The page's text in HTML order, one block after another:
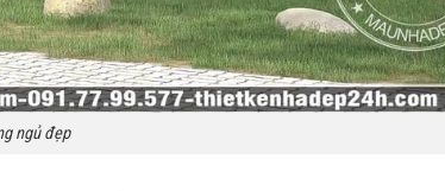
ngủ đẹp